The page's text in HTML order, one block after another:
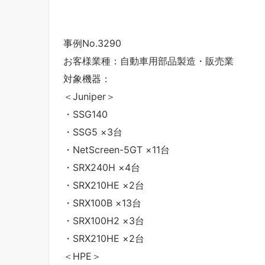
事例No.3290
お客様業種：自動車用部品製造・販売業
対象機器：
＜Juniper＞
・SSG140
・SSG5 ×3台
・NetScreen-5GT ×11台
・SRX240H ×4台
・SRX210HE ×2台
・SRX100B ×13台
・SRX100H2 ×3台
・SRX210HE ×2台
＜HPE＞